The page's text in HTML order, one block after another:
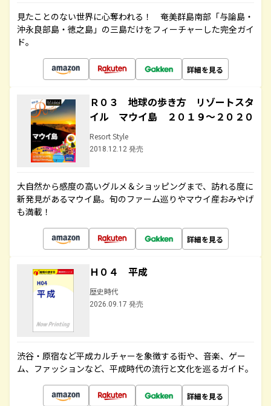
見たことのない世界に心奪われる！ 奄美群島南部「与論島・
沖永良部島・徳之島」の三島だけをフィーチャーした完全ガイ
ド。
詳細を見る
Ｒ０３ 地球の歩き方 リゾートスタ
イル マウイ島 ２０１９～２０２０
Resort Style
2018.12.12 発売
大自然から感度の高いグルメ＆ショッピングまで、訪れる度に
新発見があるマウイ島。旬のファーム巡りやマウイ産おみやげ
も満載！
詳細を見る
Ｈ０４ 平成
歴史時代
2026.09.17 発売
渋谷・原宿など平成カルチャーを象徴する街や、音楽、ゲー
ム、ファッションなど、平成時代の流行と文化を巡るガイド。
詳細を見る